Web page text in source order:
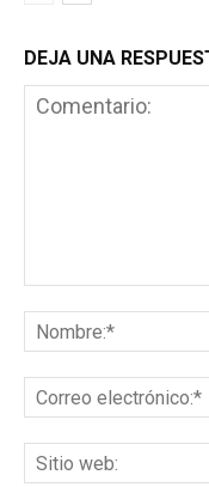
DEJA UNA